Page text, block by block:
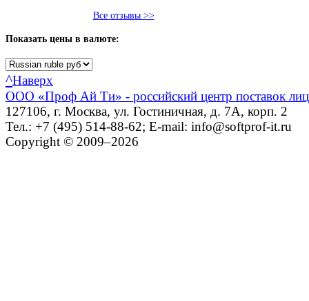
Все отзывы >>
Показать цены в валюте:
^Наверх
ООО «Проф Ай Ти» - российский центр поставок
127106, г. Москва, ул. Гостиничная, д. 7А, корп. 2
Тел.: +7 (495) 514-88-62; E-mail: info@softprof-it.ru
Copyright © 2009–2026